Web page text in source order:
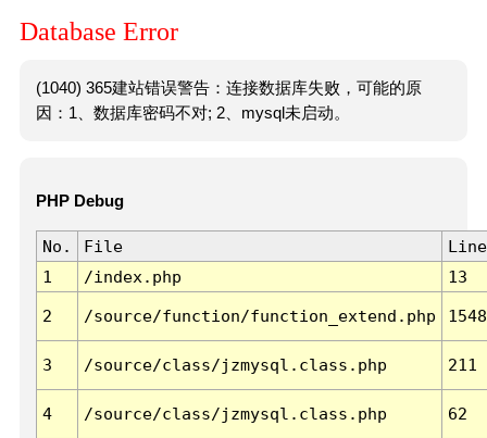
Database Error
(1040) 365建站错误警告：连接数据库失败，可能的原
因：1、数据库密码不对; 2、mysql未启动。
PHP Debug
No. File
Line
1
/index.php 13
2 /source/function/function_extend.php 1548
3 /source/class/jzmysql.class.php 211
4 /source/class/jzmysql.class.php 62